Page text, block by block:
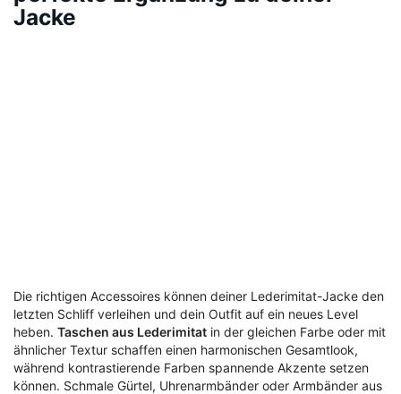
Jacke
Die richtigen Accessoires können deiner Lederimitat-Jacke den
letzten Schliff verleihen und dein Outfit auf ein neues Level
heben. Taschen aus Lederimitat in der gleichen Farbe oder mit
ähnlicher Textur schaffen einen harmonischen Gesamtlook,
während kontrastierende Farben spannende Akzente setzen
können. Schmale Gürtel, Uhrenarmbänder oder Armbänder aus